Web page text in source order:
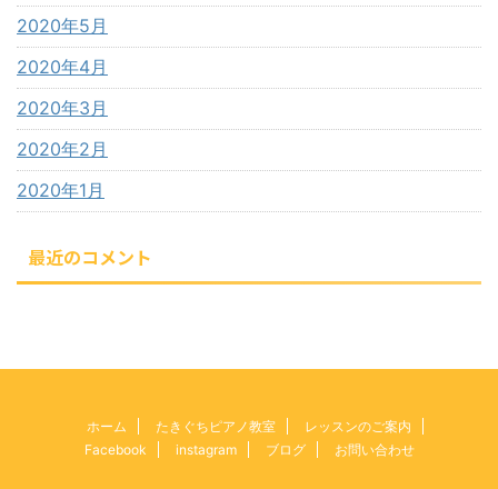
2020年5月
2020年4月
2020年3月
2020年2月
2020年1月
最近のコメント
ホーム たきぐちピアノ教室
レッスンのご案内
Facebook
instagram ブログ お問い合わせ